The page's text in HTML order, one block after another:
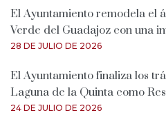
El Ayuntamiento remodela el
Verde del Guadajoz con una
28 DE JULIO DE 2026
El Ayuntamiento finaliza los
Laguna de la Quinta como
24 DE JULIO DE 2026